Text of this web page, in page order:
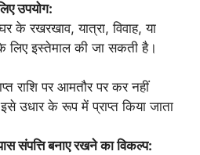
उपयोग:
के रखरखाव, यात्रा, विवाह, या
लिए इस्तेमाल की जा सकती है।
राशि पर आमतौर पर कर नहीं
उधार के रूप में प्राप्त किया जाता
संपत्ति बनाए रखने का विकल्प: